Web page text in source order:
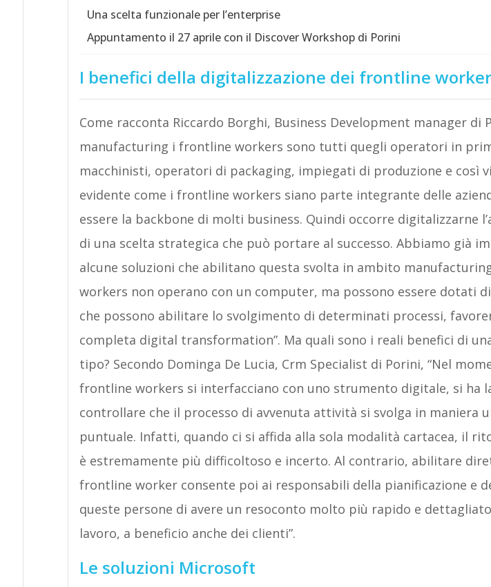
Una scelta funzionale per l’enterprise
Appuntamento il 27 aprile con il Discover Workshop di Porini
I benefici della digitalizzazione dei frontline
Come racconta Riccardo Borghi, Business Development manager di
manufacturing i frontline workers sono tutti quegli operatori in
macchinisti, operatori di packaging, impiegati di produzione e così
evidente come i frontline workers siano parte integrante delle
essere la backbone di molti business. Quindi occorre digitalizzarne
di una scelta strategica che può portare al successo. Abbiamo già
alcune soluzioni che abilitano questa svolta in ambito
workers non operano con un computer, ma possono essere dotati
che possono abilitare lo svolgimento di determinati processi,
completa digital transformation”. Ma quali sono i reali benefici di
tipo? Secondo Dominga De Lucia, Crm Specialist di Porini, “Nel
frontline workers si interfacciano con uno strumento digitale, si ha
controllare che il processo di avvenuta attività si svolga in maniera
puntuale. Infatti, quando ci si affida alla sola modalità cartacea, il
è estremamente più difficoltoso e incerto. Al contrario, abilitare
frontline worker consente poi ai responsabili della pianificazione e
queste persone di avere un resoconto molto più rapido e
lavoro, a beneficio anche dei clienti”.
Le soluzioni Microsoft